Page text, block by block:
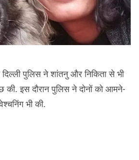
पुलिस ने शांतनु और निकिता से भी
इस दौरान पुलिस ने दोनों को आमने-
भी की.